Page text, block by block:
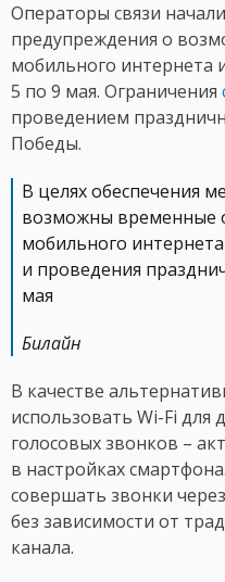
Операторы связи
предупреждения о
мобильного
5 по 9 мая. Ограничения
проведением
Победы.
В целях обеспечения
возможны временные
мобильного
и проведения
мая
Билайн
В качестве
использовать Wi-Fi для
голосовых звонков –
в настройках
совершать звонки
без зависимости от
канала.